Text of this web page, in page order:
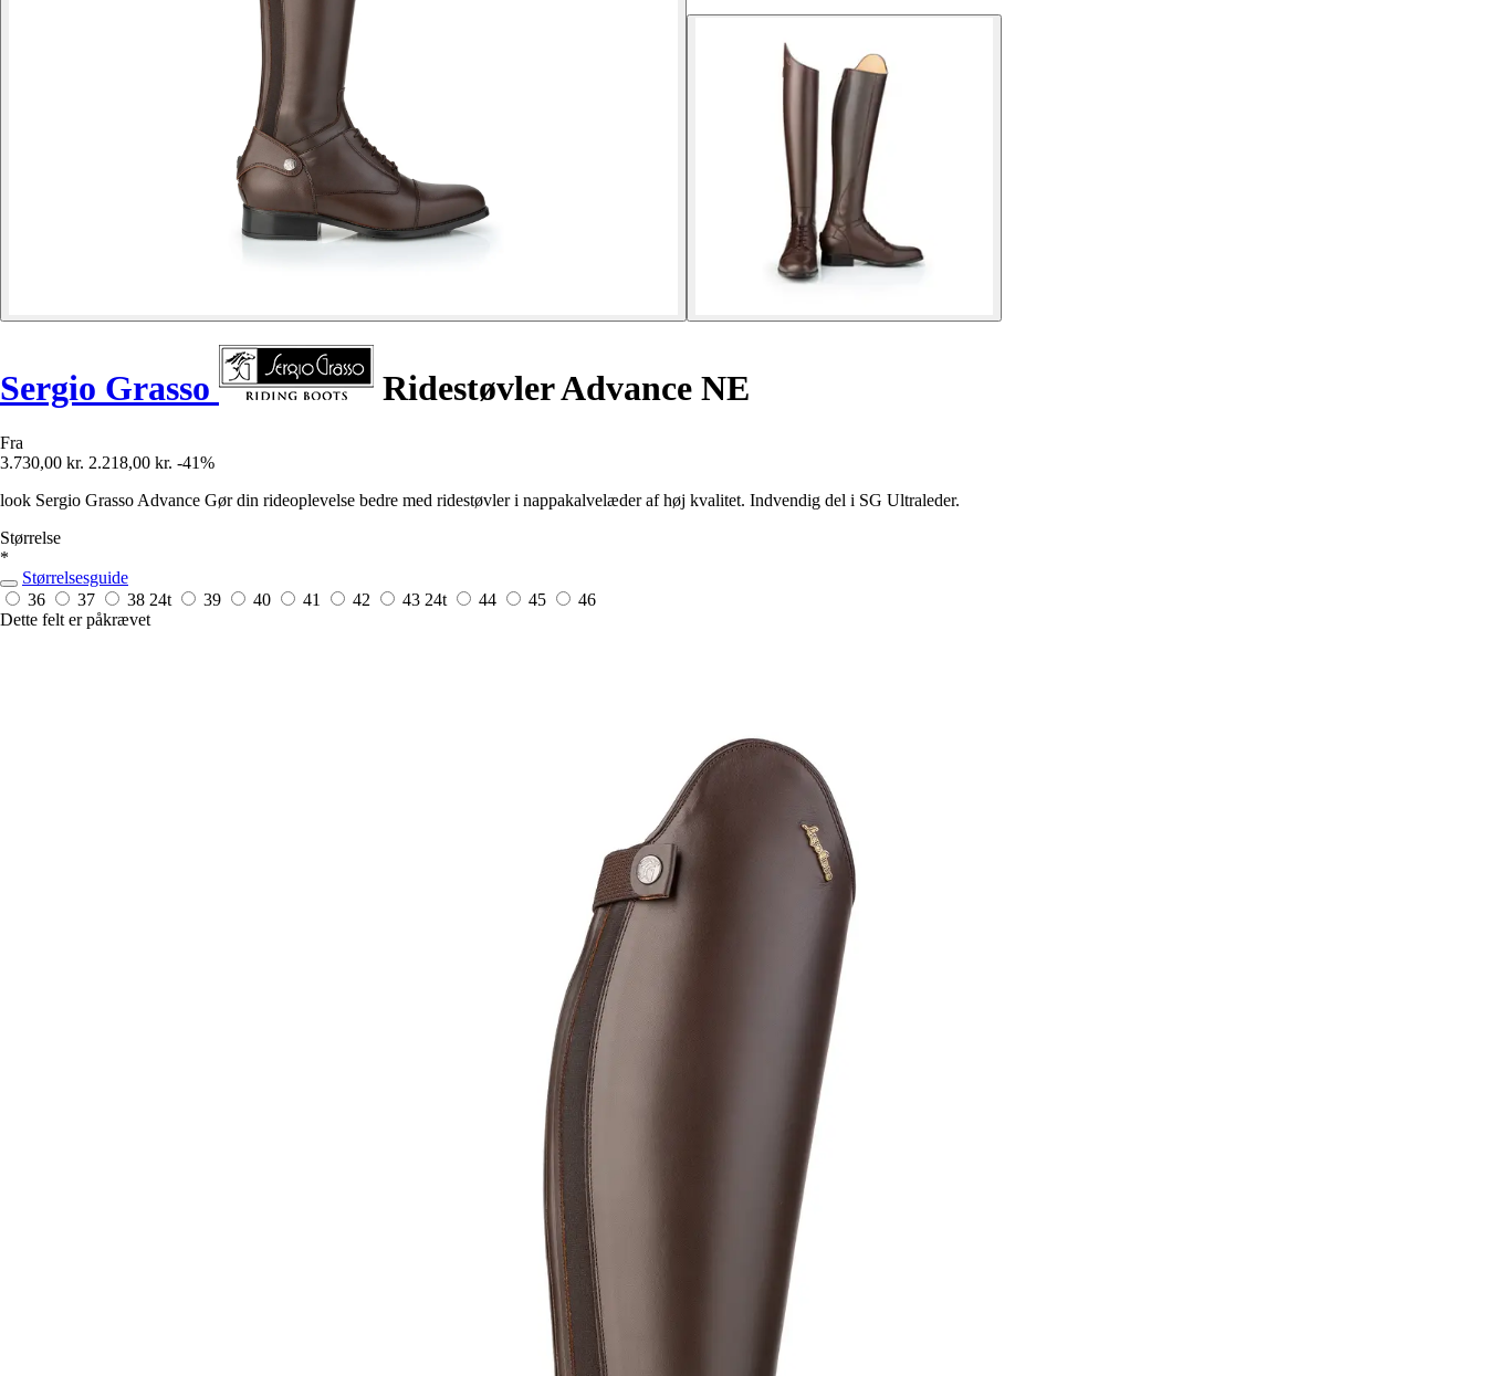
Sergio Grasso Ridestøvler Advance NE
Fra
3.730,00 kr. 2.218,00 kr. -41%
look Sergio Grasso Advance Gør din rideoplevelse bedre med ridestøvler i nappakalvelæder af høj kvalitet. Indvendig del i SG Ultraleder.
Størrelse
*
Størrelsesguide
36
37 38 24t 39 40 41 42 43 24t 44 45
46
Dette felt er påkrævet